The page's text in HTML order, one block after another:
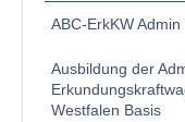
ABC-ErkKW
Ausbildung der
Westfalen Basis